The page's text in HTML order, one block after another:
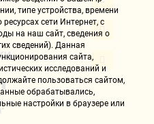
типе устройства, времени
сети Интернет, с
на наш сайт, сведения о
сведений). Данная
сайта,
исследований и
пользоваться сайтом,
обрабатывались,
настройки в браузере или